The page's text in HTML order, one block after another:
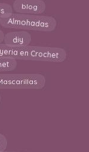
blog
Almohadas
diy
en Crochet